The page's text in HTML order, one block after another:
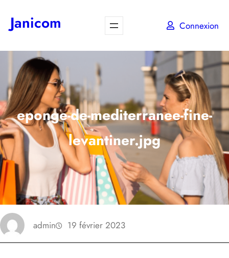
Janicom Connexion
eponge-de-mediterranee-fine-
levantiner.jpg
admin 19 février 2023